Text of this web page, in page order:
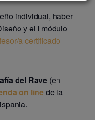
individual, haber
y el I módulo
a certificado
del Rave (en
on linede la